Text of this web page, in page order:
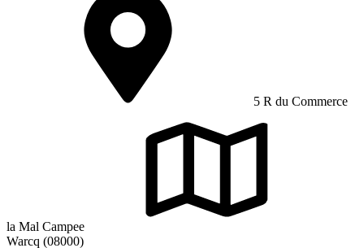
5 R du Commerce
la Mal Campee
Warcq (08000)